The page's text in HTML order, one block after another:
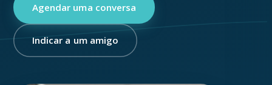
Agendar uma conversa
Indicar a um amigo